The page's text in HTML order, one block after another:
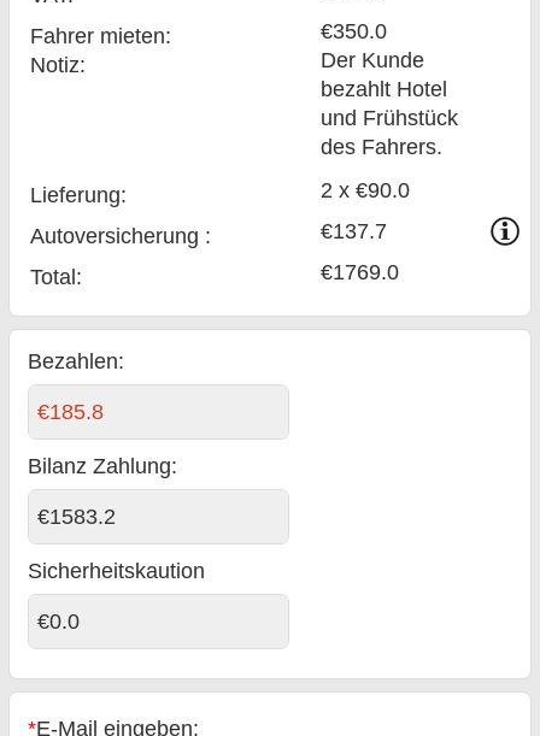
Fahrer mieten:
Notiz:
€350.0
Der Kunde
bezahlt Hotel
und Frühstück
des Fahrers.
Lieferung:
2 x €90.0
Auto­versicherung :
€137.7
Total: €1769.0
Bezahlen:
€185.8
Bilanz Zahlung:
€1583.2
Sicherheitskaution
€0.0
*E-Mail eingeben: